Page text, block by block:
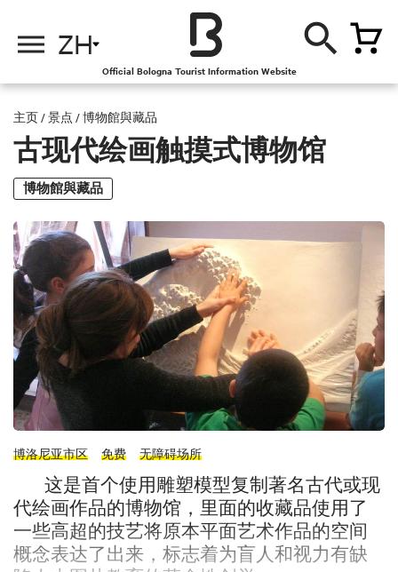
ZH
Official Bologna Tourist Information Website
主页 /景点 /博物館與藏品
古现代绘画触摸式博物馆
博物館與藏品
博洛尼亚市区 免费 无障碍场所
这是首个使用雕塑模型复制著名古代或现
代绘画作品的博物馆，里面的收藏品使用了
一些高超的技艺将原本平面艺术作品的空间
概念表达了出来，标志着为盲人和视力有缺